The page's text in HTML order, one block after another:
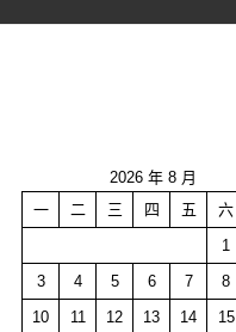
2026 年 8 月
一
二 三 四 五 六
1
3
4 5 6 7 8
10
11 12 13 14 15